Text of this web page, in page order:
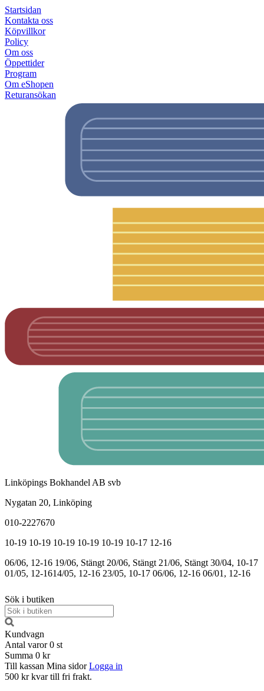
Startsidan
Kontakta oss
Köpvillkor
Policy
Om oss
Öppettider
Program
Om eShopen
Returansökan
Linköpings Bokhandel AB svb
Nygatan 20, Linköping
010-2227670
10-19 10-19 10-19 10-19 10-19 10-17 12-16
06/06, 12-16 19/06, Stängt 20/06, Stängt 21/06, Stängt 30/04, 10-17
01/05, 12-1614/05, 12-16 23/05, 10-17 06/06, 12-16 06/01, 12-16
Sök i butiken
Kundvagn
Antal varor 0 st
Summa 0 kr
Till kassan Mina sidor Logga in
500 kr kvar till fri frakt.